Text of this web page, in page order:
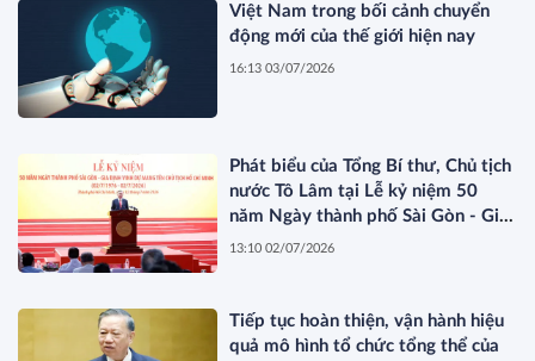
Việt Nam trong bối cảnh chuyển
động mới của thế giới hiện nay
16:13 03/07/2026
Phát biểu của Tổng Bí thư, Chủ tịch
nước Tô Lâm tại Lễ kỷ niệm 50
năm Ngày thành phố Sài Gòn - Gia
Định vinh dự mang tên Chủ tịch Hồ
13:10 02/07/2026
Tiếp tục hoàn thiện, vận hành hiệu
quả mô hình tổ chức tổng thể của